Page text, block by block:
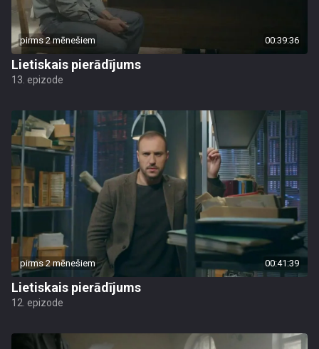
pirms 2 mēnešiem 00:39:36
Lietiskais pierādījums
13. epizode
pirms 2 mēnešiem 00:41:39
Lietiskais pierādījums
12. epizode